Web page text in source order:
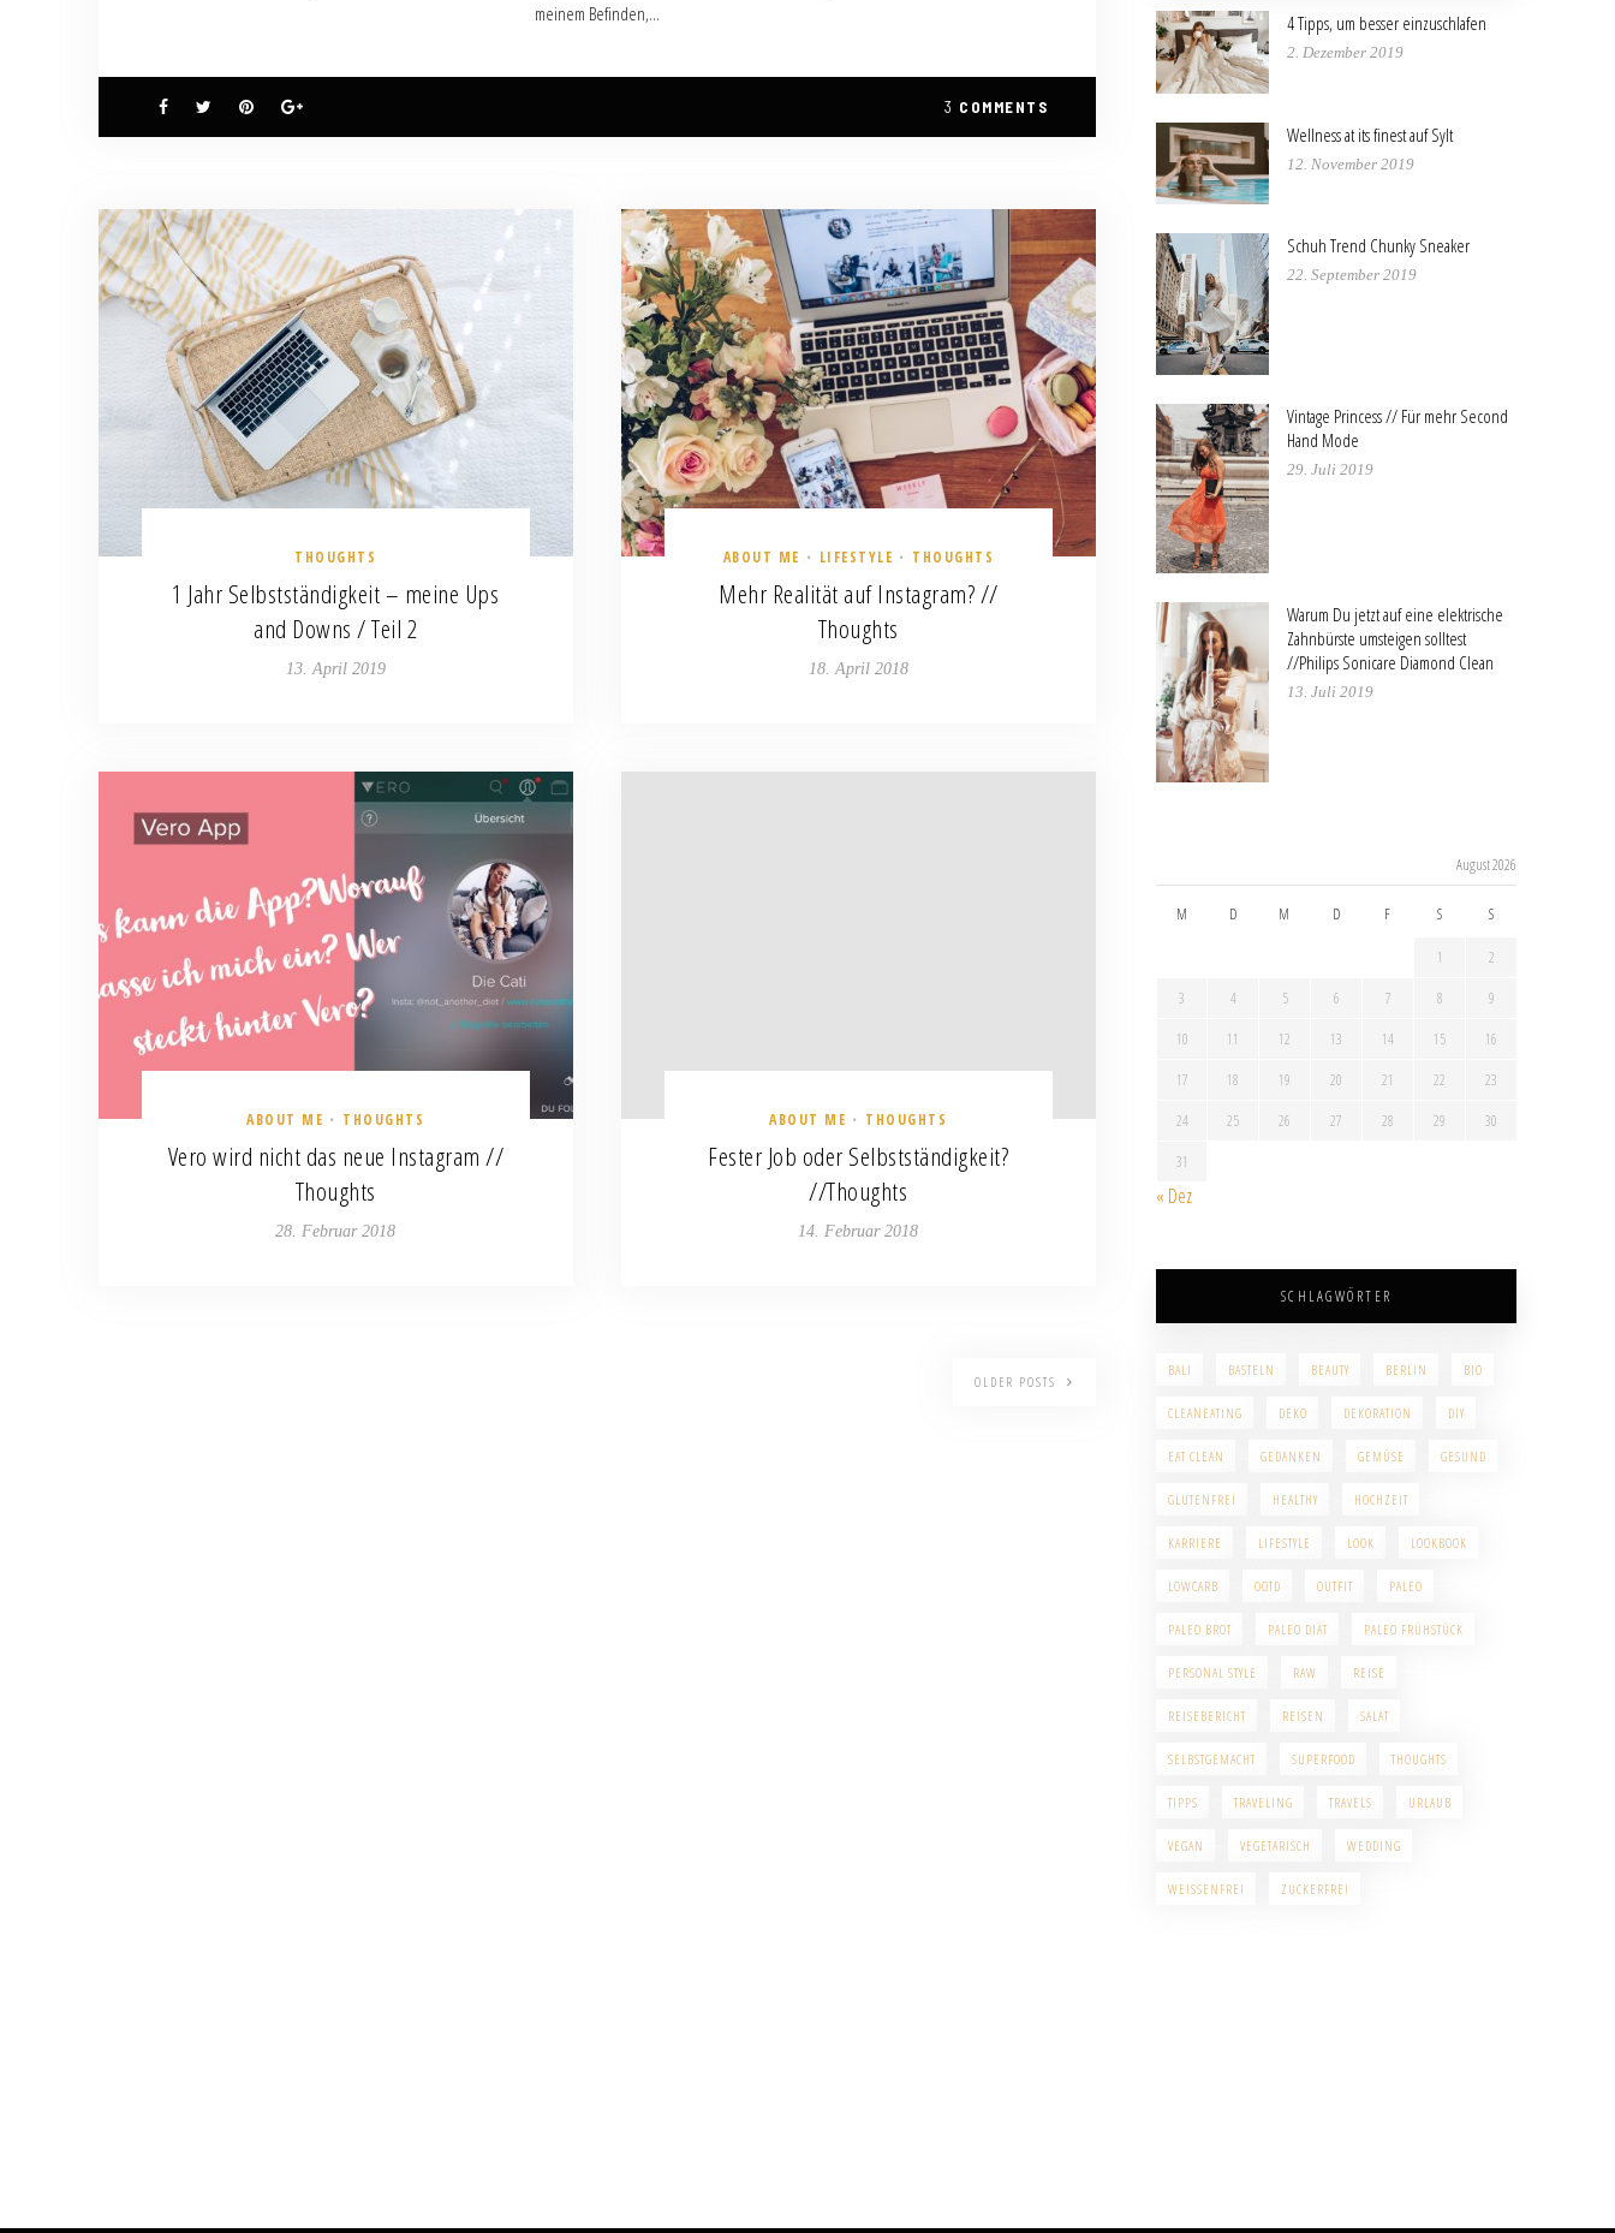
meinem Befinden,…
3 COMMENTS
THOUGHTS
1 Jahr Selbstständigkeit – meine Ups
and Downs / Teil 2
13. April 2019
ABOUT ME • LIFESTYLE • THOUGHTS
Mehr Realität auf Instagram? //
Thoughts
18. April 2018
ABOUT ME • THOUGHTS
Vero wird nicht das neue Instagram //
Thoughts
28. Februar 2018
ABOUT ME • THOUGHTS
Fester Job oder Selbstständigkeit?
//Thoughts
14. Februar 2018
OLDER POSTS
4 Tipps, um besser einzuschlafen
2. Dezember 2019
Wellness at its finest auf Sylt
12. November 2019
Schuh Trend Chunky Sneaker
22. September 2019
Vintage Princess // Für mehr Second
Hand Mode
29. Juli 2019
Warum Du jetzt auf eine elektrische
Zahnbürste umsteigen solltest
//Philips Sonicare Diamond Clean
13. Juli 2019
August 2026
M D M D F S S
1
2
3
4 5 6 7 8
9
10
11 12 13 14 15
16
17
18 19 20 21 22
23
24
25 26 27 28 29
30
31
« Dez
SCHLAGWÖRTER
BALI BASTELN BEAUTY BERLIN BIO
CLEANEATING DEKO DEKORATION DIY
EAT CLEAN GEDANKEN GEMÜSE GESUND
GLUTENFREI HEALTHY HOCHZEIT
KARRIERE LIFESTYLE LOOK LOOKBOOK
LOWCARB OOTD OUTFIT PALEO
PALEO BROT PALEO DIÄT PALEO FRÜHSTÜCK
PERSONAL STYLE RAW REISE
REISEBERICHT REISEN SALAT
SELBSTGEMACHT SUPERFOOD THOUGHTS
TIPPS TRAVELING TRAVELS URLAUB
VEGAN VEGETARISCH WEDDING
WEISSENFREI ZUCKERFREI